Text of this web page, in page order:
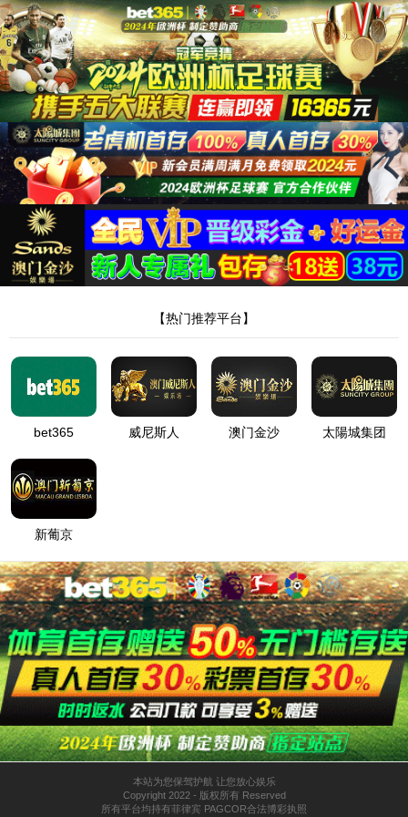
太阳集团tyc539
当前位置：太阳集团tyc539
济南遥墙国际机场（Jinan Yaoqiang
心30公里，为4E级民用国际机场，是中国重要的
成飞行区扩建工程；2005年3月完成航站区扩建
场占地7200亩，航站楼建筑总面积11.4万平方米
起降10万架次的需求；机坪共44万平方米，设有
吐量达到1,661.2万人次，同比增长16% 。